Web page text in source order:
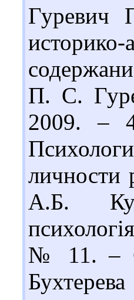
Гуревич
П. С.
2009. –
А.Б.
№ 11. –